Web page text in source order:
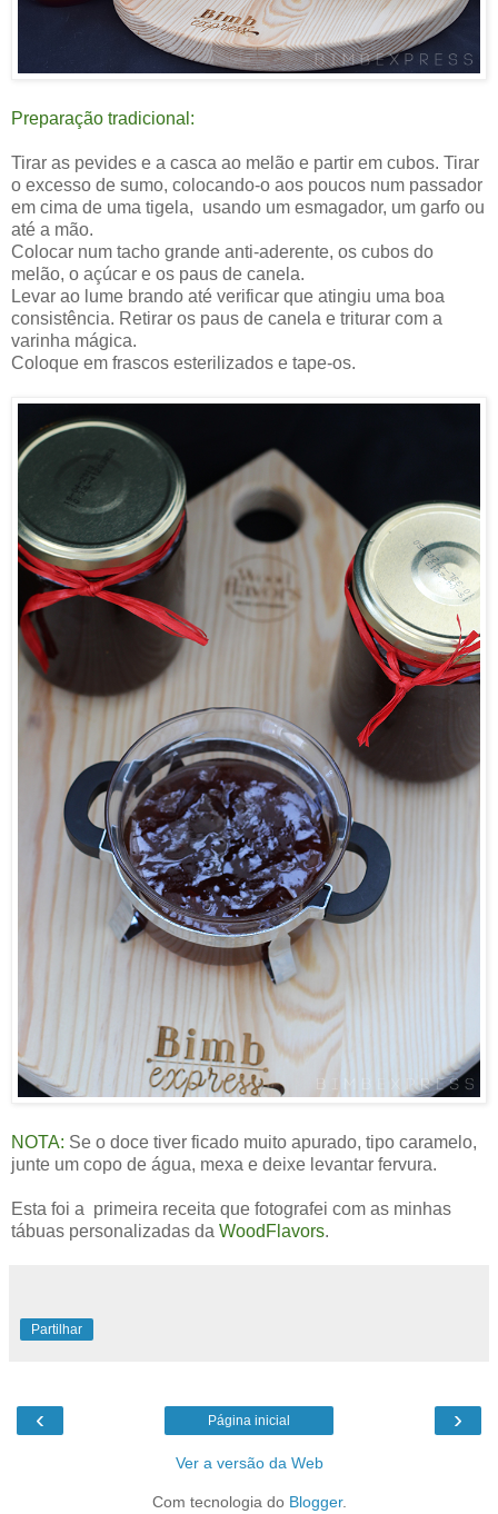
Preparação tradicional:
Tirar as pevides e a casca ao melão e partir em cubos. Tirar
o excesso de sumo, colocando-o aos poucos num passador
em cima de uma tigela, usando um esmagador, um garfo ou
até a mão.
Colocar num tacho grande anti-aderente, os cubos do
melão, o açúcar e os paus de canela.
Levar ao lume brando até verificar que atingiu uma boa
consistência. Retirar os paus de canela e triturar com a
varinha mágica.
Coloque em frascos esterilizados e tape-os.
NOTA: Se o doce tiver ficado muito apurado, tipo caramelo,
junte um copo de água, mexa e deixe levantar fervura.
Esta foi a primeira receita que fotografei com as minhas
tábuas personalizadas da WoodFlavors.
Partilhar
‹ ›
Página inicial
Ver a versão da Web
Com tecnologia do Blogger.